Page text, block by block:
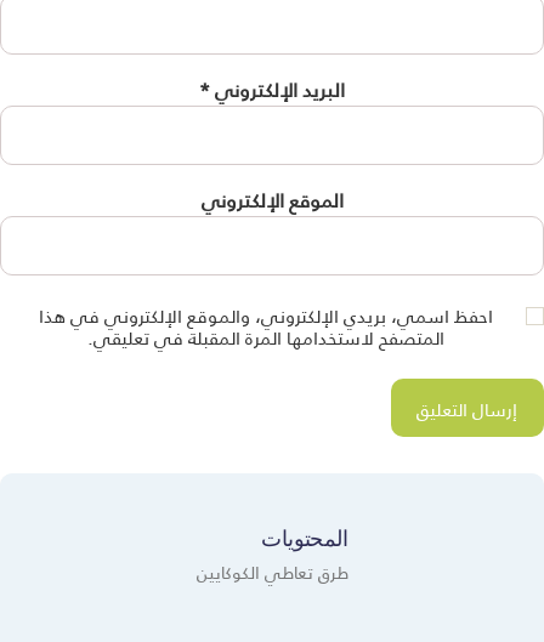
البريد الإلكتروني*
الموقع الإلكتروني
احفظ اسمي، بريدي الإلكتروني، والموقع الإلكتروني في هذا
المتصفح لاستخدامها المرة المقبلة في تعليقي.
المحتويات
طرق تعاطي الكوكايين